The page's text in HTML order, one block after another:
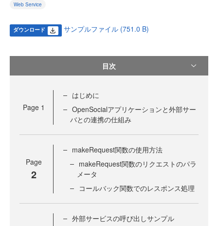
Web Service
ダウンロード サンプルファイル (751.0 B)
目次
Page 1
はじめに
OpenSocialアプリケーションと外部サー
バとの連携の仕組み
Page
2
makeRequest関数の使用方法
makeRequest関数のリクエストのパラ
メータ
コールバック関数でのレスポンス処理
外部サービスの呼び出しサンプル